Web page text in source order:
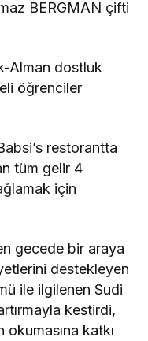
BERGMAN çifti
Alman dostluk
öğrenciler
restorantta
tüm gelir 4
için
gecede bir araya
destekleyen
ile ilgilenen Sudi
kestirdi,
okumasına katkı